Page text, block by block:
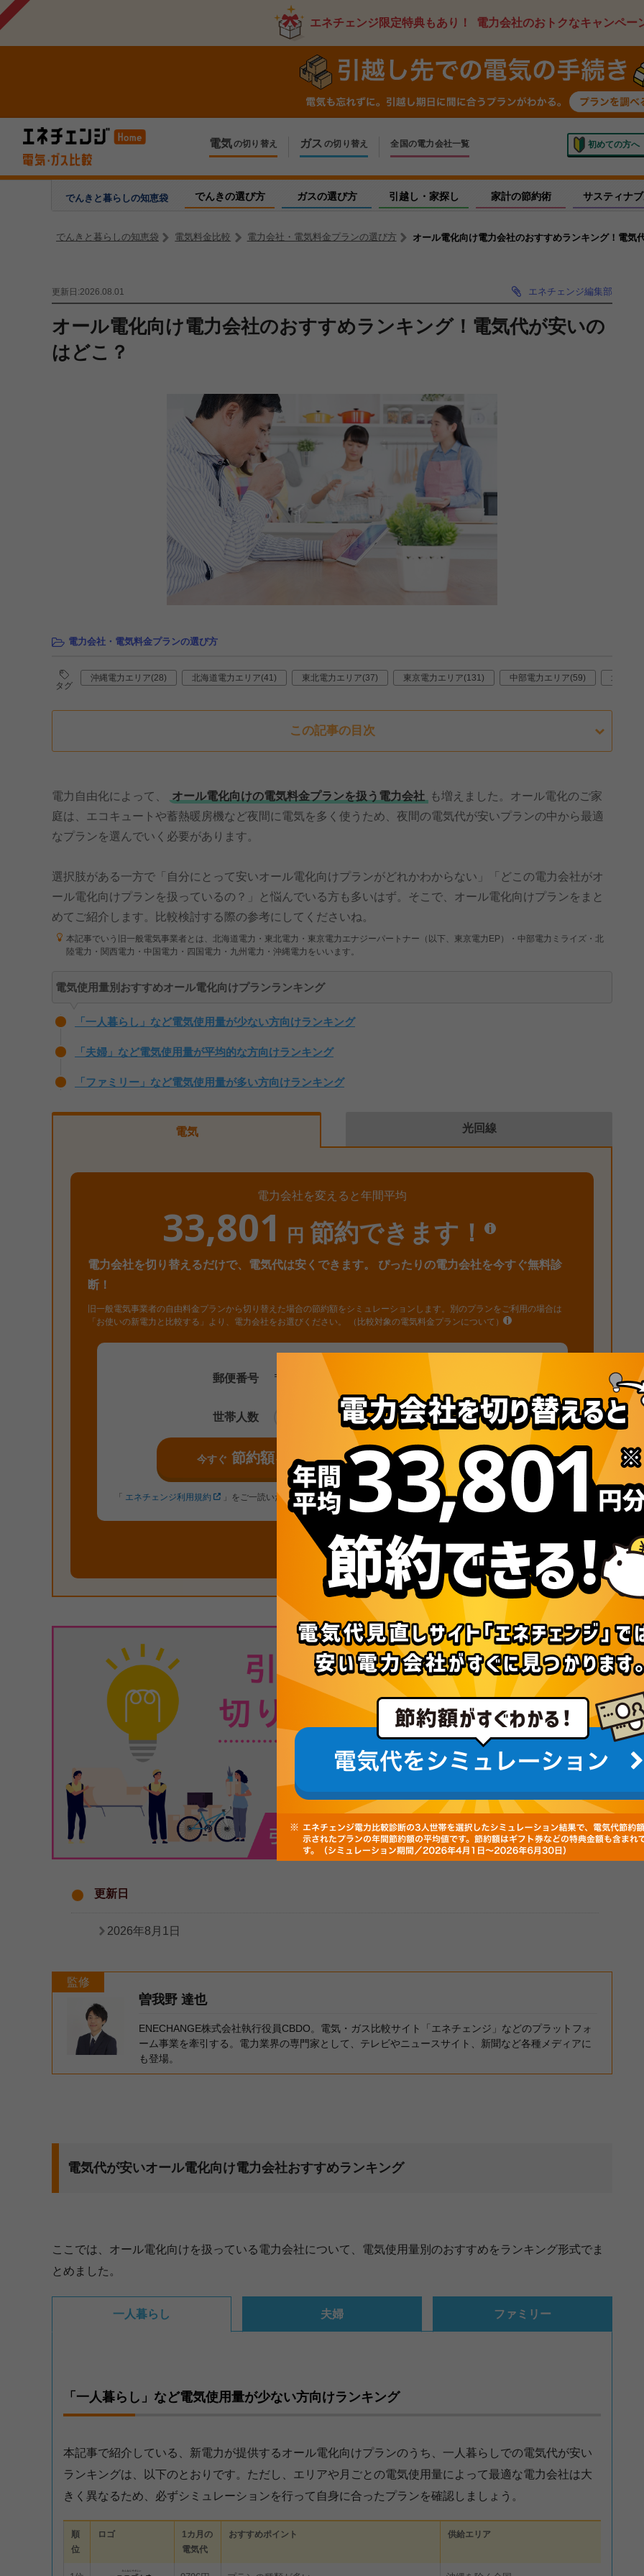
エネチェンジ限定特典もあり！ 電力会社のおトクなキャンペー
電気の切り替え ガス の切り替え 全国の電力会社一覧 初めての方へ
でんきと暮らしの知恵袋 でんきの選び方 ガスの選び方 引越し・家探し 家計の節約術 サスティナ
でんきと暮らしの知恵袋 電気料金比較 電力会社・電気料金プランの選び方 オール電化向け電力会社のおすすめランキング！電気
更新日:2026.08.01 エネチェンジ編集部
オール電化向け電力会社のおすすめランキング！電気代が安いの
はどこ？
電力会社・電気料金プランの選び方
タグ
沖縄電力エリア(28) 北海道電力エリア(41) 東北電力エリア(37) 東京電力エリア(131) 中部電力エリア(59) 北陸電
この記事の目次
電力自由化によって、 オール電化向けの電気料金プランを扱う電力会社 も増えました。オール電化のご家
庭は、エコキュートや蓄熱暖房機など夜間に電気を多く使うため、夜間の電気代が安いプランの中から最適
なプランを選んでいく必要があります。
選択肢がある一方で「自分にとって安いオール電化向けプランがどれかわからない」「どこの電力会社がオ
ール電化向けプランを扱っているの？」と悩んでいる方も多いはず。そこで、オール電化向けプランをまと
めてご紹介します。比較検討する際の参考にしてくださいね。
本記事でいう旧一般電気事業者とは、北海道電力・東北電力・東京電力エナジーパートナー（以下、東京電力EP）・中部電力ミライズ・北
陸電力・関西電力・中国電力・四国電力・九州電力・沖縄電力をいいます。
電気使用量別おすすめオール電化向けプランランキング
「一人暮らし」など電気使用量が少ない方向けランキング
「夫婦」など電気使用量が平均的な方向けランキング
「ファミリー」など電気使用量が多い方向けランキング
電気
電力会社を変えると年間平均
33,801 円 節約できます！
電力会社を切り替えるだけで、電気代は安くできます。 ぴったりの電力会社を今すぐ無料診
断！
旧一般電気事業者の自由料金プランから切り替えた場合の節約額をシミュレーションします。別のプランをご利用の場合は
「お使いの新電力と比較する」より、電力会社をお選びください。
（比較対象の電気料金プランについて）
郵便番号 〒
世帯人数 2人 3人 4人
今すぐ 節約額を見る お使いの新電力と 比較する
「 エネチェンジ利用規約 」をご一読いただき、内容に同意いただけましたら、上のボタンを押してください。
法人の診断はこちら
光回線
更新日
2026年8月1日
監修
曽我野 達也
ENECHANGE株式会社執行役員CBDO。電気・ガス比較サイト「エネチェンジ」などのプラットフォ
ーム事業を牽引する。電力業界の専門家として、テレビやニュースサイト、新聞など各種メディアに
も登場。
電気代が安いオール電化向け電力会社おすすめランキング
ここでは、オール電化向けを扱っている電力会社について、電気使用量別のおすすめをランキング形式でま
とめました。
一人暮らし
「一人暮らし」など電気使用量が少ない方向けランキング
本記事で紹介している、新電力が提供するオール電化向けプランのうち、一人暮らしでの電気代が安い
ランキングは、以下のとおりです。ただし、エリアや月ごとの電気使用量によって最適な電力会社は大
きく異なるため、必ずシミュレーションを行って自身に合ったプランを確認しましょう。
順
位
ロゴ
1カ月の
電気代
おすすめポイント 供給エリア
夫婦 ファミリー